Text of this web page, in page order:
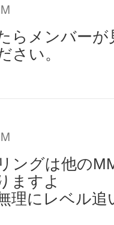
らメンバー
さい。
ングは他の
ますよ
理にレベル